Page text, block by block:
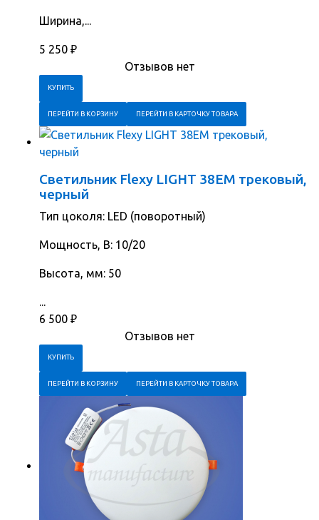
Ширина,...
5 250 ₽
Отзывов нет
ПЕРЕЙТИ В КОРЗИНУ ПЕРЕЙТИ В КАРТОЧКУ ТОВАРА
Светильник Flexy LIGHT 38EM трековый,
черный
Тип цоколя: LED (поворотный)
Мощность, В: 10/20
Высота, мм: 50
...
6 500 ₽
Отзывов нет
ПЕРЕЙТИ В КОРЗИНУ ПЕРЕЙТИ В КАРТОЧКУ ТОВАРА